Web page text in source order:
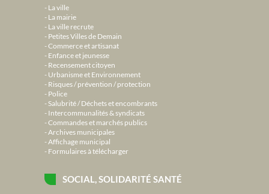
La ville
La mairie
La ville recrute
Petites Villes de Demain
Commerce et artisanat
Enfance et jeunesse
Recensement citoyen
Urbanisme et Environnement
Risques / prévention / protection
Police
Salubrité / Déchets et encombrants
Intercommunalités & syndicats
Commandes et marchés publics
Archives municipales
Affichage municipal
Formulaires à télécharger
SOCIAL, SOLIDARITÉ SANTÉ